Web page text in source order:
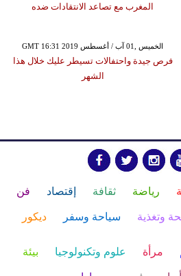
المغرب مع تصاعد الانتقادات ضده
GMT 16:31 2019 الخميس ,01 آب / أغسطس
فرص جيدة واحتفالات تسيطر عليك خلال هذا
الشهر
رياضة ثقافة إقتصاد فن
وتغذية سياحة وسفر ديكور
مرأة علوم وتكنولوجيا بيئة